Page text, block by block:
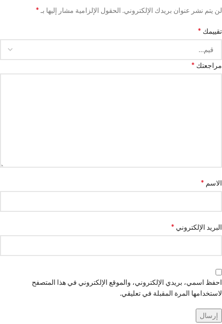
لن يتم نشر عنوان بريدك الإلكتروني. الحقول الإلزامية مشار إليها بـ *
تقييمك *
مراجعتك *
الاسم *
البريد الإلكتروني *
احفظ اسمي، بريدي الإلكتروني، والموقع الإلكتروني في هذا المتصفح
لاستخدامها المرة المقبلة في تعليقي.